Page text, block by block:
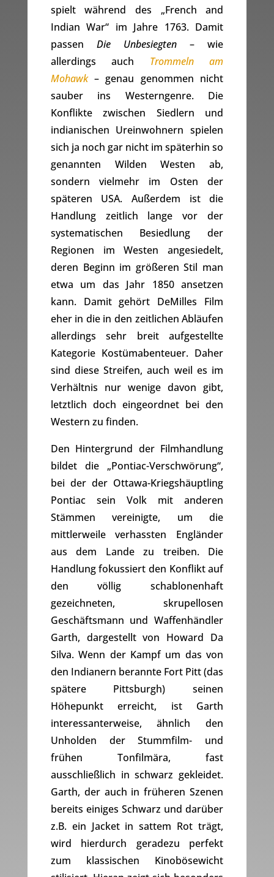
spielt während des „French and
Indian War“ im Jahre 1763. Damit
passen Die Unbesiegten – wie
allerdings auch Trommeln am
Mohawk– genau genommen nicht
sauber ins Westerngenre. Die
Konflikte zwischen Siedlern und
indianischen Ureinwohnern spielen
sich ja noch gar nicht im späterhin so
genannten Wilden Westen ab,
sondern vielmehr im Osten der
späteren USA. Außerdem ist die
Handlung zeitlich lange vor der
systematischen Besiedlung der
Regionen im Westen angesiedelt,
deren Beginn im größeren Stil man
etwa um das Jahr 1850 ansetzen
kann. Damit gehört DeMilles Film
eher in die in den zeitlichen Abläufen
allerdings sehr breit aufgestellte
Kategorie Kostümabenteuer. Daher
sind diese Streifen, auch weil es im
Verhältnis nur wenige davon gibt,
letztlich doch eingeordnet bei den
Western zu finden.
Den Hintergrund der Filmhandlung
bildet die „Pontiac-Verschwörung“,
bei der der Ottawa-Kriegshäuptling
Pontiac sein Volk mit anderen
Stämmen vereinigte, um die
mittlerweile verhassten Engländer
aus dem Lande zu treiben. Die
Handlung fokussiert den Konflikt auf
den völlig schablonenhaft
gezeichneten, skrupellosen
Geschäftsmann und Waffenhändler
Garth, dargestellt von Howard Da
Silva. Wenn der Kampf um das von
den Indianern berannte Fort Pitt (das
spätere Pittsburgh) seinen
Höhepunkt erreicht, ist Garth
interessanterweise, ähnlich den
Unholden der Stummfilm- und
frühen Tonfilmära, fast
ausschließlich in schwarz gekleidet.
Garth, der auch in früheren Szenen
bereits einiges Schwarz und darüber
z.B. ein Jacket in sattem Rot trägt,
wird hierdurch geradezu perfekt
zum klassischen Kinobösewicht